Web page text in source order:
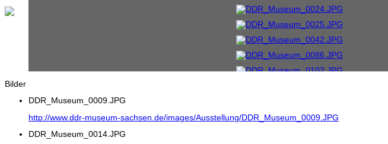
Bilder
DDR_Museum_0009.JPG
http://www.ddr-museum-sachsen.de/images/Ausstellung/DDR_Museum_0009.JPG
DDR_Museum_0014.JPG